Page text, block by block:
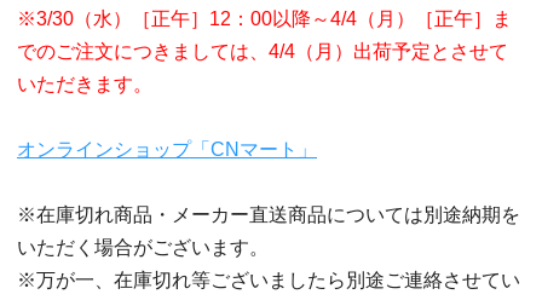
※3/30（水）［正午］12：00以降～4/4（月）［正午］ま
でのご注文につきましては、4/4（月）出荷予定とさせて
いただきます。
オンラインショップ「CNマート」
※在庫切れ商品・メーカー直送商品については別途納期を
いただく場合がございます。
※万が一、在庫切れ等ございましたら別途ご連絡させてい